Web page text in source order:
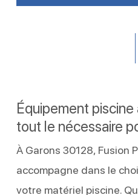
Équipement
tout le nécessaire
À Garons 30128, Fusion
accompagne dans le
votre matériel piscine.